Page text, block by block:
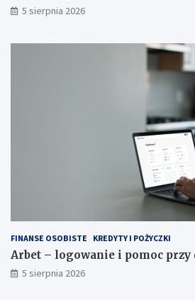
5 sierpnia 2026
FINANSE OSOBISTE KREDYTY I POŻYCZKI
Arbet – logowanie i pomoc przy
5 sierpnia 2026